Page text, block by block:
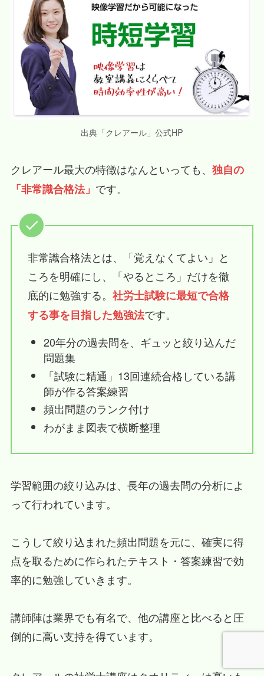
出典「クレアール」公式HP
クレアール最大の特徴はなんといっても、 独自の
「非常識合格法」 です。
非常識合格法とは、「覚えなくてよい」と
ころを明確にし、「やるところ」だけを徹
底的に勉強する。 社労士試験に最短で合格
する事を目指した勉強法です。
20年分の過去問を、ギュッと絞り込んだ
問題集
「試験に精通」13回連続合格している講
師が作る答案練習
頻出問題のランク付け
わがまま図表で横断整理
学習範囲の絞り込みは、長年の過去問の分析によ
って行われています。
こうして絞り込まれた頻出問題を元に、確実に得
点を取るために作られたテキスト・答案練習で効
率的に勉強していきます。
講師陣は業界でも有名で、他の講座と比べると圧
倒的に高い支持を得ています。